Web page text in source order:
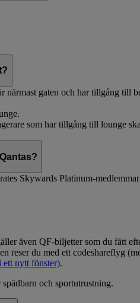
närmast gaten och har tillgång till
som har tillgång till lounge
Skywards Platinum-
även QF-biljetter som du fått
du med ett codeshareflyg
ett nytt fönster).
och sportutrustning.